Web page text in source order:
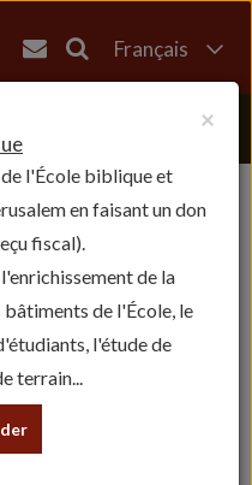
Français
עברית
×
l'École biblique et
en faisant un don
fiscal).
de la
de l'École, le
l'étude de
terrain...